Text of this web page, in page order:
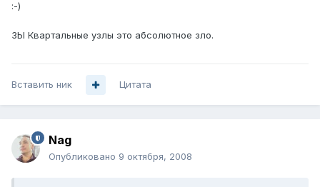
:-)
ЗЫ Квартальные узлы это абсолютное зло.
Вставить ник Цитата
Nag
Опубликовано 9 октября, 2008